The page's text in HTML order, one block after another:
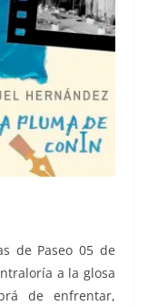
de Paseo 05 de
a la glosa
de enfrentar,